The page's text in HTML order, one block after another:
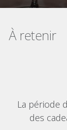
À retenir
La période
des